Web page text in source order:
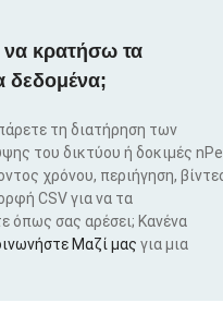
κρατήσω τα
δεδομένα;
τη διατήρηση των
του δικτύου ή δοκιμές
χρόνου, περιήγηση,
CSV για να τα
όπως σας αρέσει; Κανένα
Μαζί μας για μια